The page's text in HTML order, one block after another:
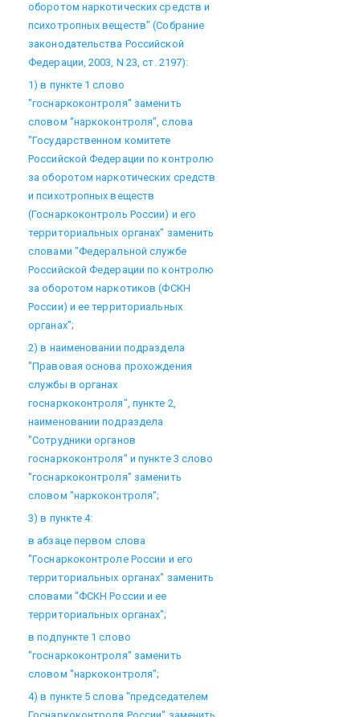
оборотом наркотических средств и
психотропных веществ" (Собрание
законодательства Российской
Федерации, 2003, N 23, ст. 2197):
1) в пункте 1 слово
"госнаркоконтроля" заменить
словом "наркоконтроля", слова
"Государственном комитете
Российской Федерации по контролю
за оборотом наркотических средств
и психотропных веществ
(Госнаркоконтроль России) и его
территориальных органах" заменить
словами "Федеральной службе
Российской Федерации по контролю
за оборотом наркотиков (ФСКН
России) и ее территориальных
органах";
2) в наименовании подраздела
"Правовая основа прохождения
службы в органах
госнаркоконтроля", пункте 2,
наименовании подраздела
"Сотрудники органов
госнаркоконтроля" и пункте 3 слово
"госнаркоконтроля" заменить
словом "наркоконтроля";
3) в пункте 4:
в абзаце первом слова
"Госнаркоконтроле России и его
территориальных органах" заменить
словами "ФСКН России и ее
территориальных органах";
в подпункте 1 слово
"госнаркоконтроля" заменить
словом "наркоконтроля";
4) в пункте 5 слова "председателем
Госнаркоконтроля России" заменить